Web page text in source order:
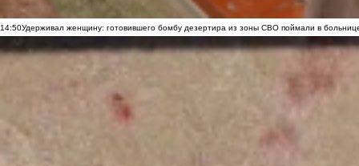
14:50Удерживал женщину: готовившего бомбу дезертира из зоны СВО поймали в